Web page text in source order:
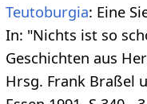
Teutoburgia: Eine
In: "Nichts ist so
Geschichten aus
Hrsg. Frank Braßel